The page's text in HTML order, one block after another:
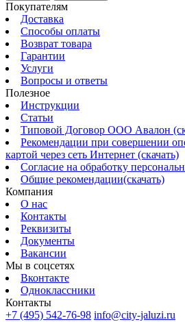
Покупателям
Доставка
Способы оплаты
Возврат товара
Гарантии
Услуги
Вопросы и ответы
Полезное
Инструкции
Статьи
Типовой Договор ООО Авалон
Рекомендации при совершении
картой через сеть Интернет (скачать)
Согласие на обработку
Общие рекомендации(скачать)
Компания
О нас
Контакты
Реквизиты
Документы
Вакансии
Мы в соцсетях
Вконтакте
Одноклассники
Контакты
+7 (495) 542-76-98 info@city-jaluzi.ru